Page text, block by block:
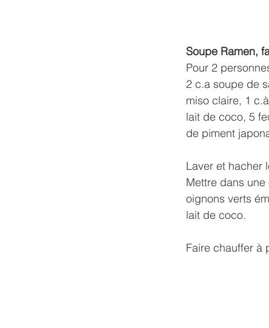
Soupe Ramen,
Pour 2
2 c.a soupe de
miso claire, 1
lait de coco, 5
de piment
Laver et hacher
Mettre dans
oignons verts
lait de coco.
Faire chauffer à